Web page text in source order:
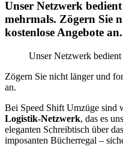
Unser Netzwerk
mehrmals. Zögern Sie
kostenlose Angebote an.
Unser Netzwerk
Zögern Sie nicht länger und
an.
Bei Speed Shift Umzüge sind
Logistik-Netzwerk, das es
eleganten Schreibtisch über
imposanten Bücherregal –